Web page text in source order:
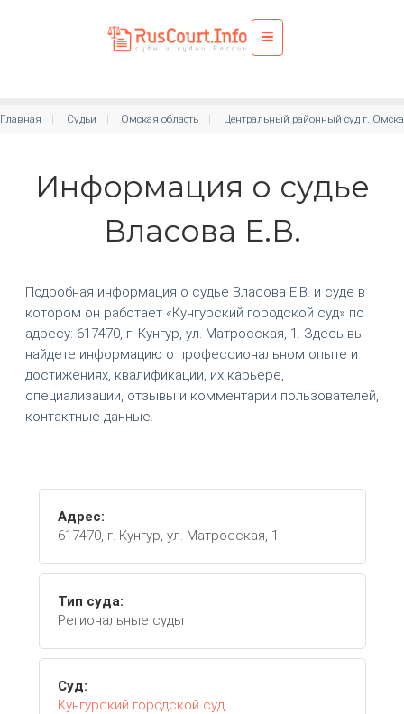
Главная Судьи Омская область Центральный районный суд г. Омска
Информация о судье
Власова Е.В.
Подробная информация о судье Власова Е.В. и суде в
котором он работает «Кунгурский городской суд» по
адресу: 617470, г. Кунгур, ул. Матросская, 1. Здесь вы
найдете информацию о профессиональном опыте и
достижениях, квалификации, их карьере,
специализации, отзывы и комментарии пользователей,
контактные данные.
Адрес:
617470, г. Кунгур, ул. Матросская, 1
Тип суда:
Региональные суды
Суд:
Кунгурский городской суд